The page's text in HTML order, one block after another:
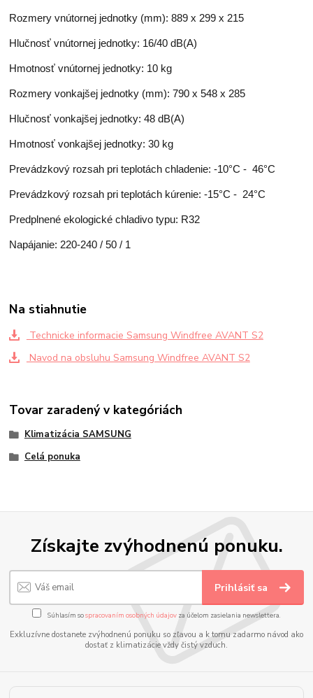
Rozmery vnútornej jednotky (mm): 889 x 299 x 215
Hlučnosť vnútornej jednotky: 16/40 dB(A)
Hmotnosť vnútornej jednotky: 10 kg
Rozmery vonkajšej jednotky (mm): 790 x 548 x 285
Hlučnosť vonkajšej jednotky: 48 dB(A)
Hmotnosť vonkajšej jednotky: 30 kg
Prevádzkový rozsah pri teplotách chladenie: -10°C - 46°C
Prevádzkový rozsah pri teplotách kúrenie: -15°C - 24°C
Predplnené ekologické chladivo typu: R32
Napájanie: 220-240 / 50 / 1
Na stiahnutie
Technicke informacie Samsung Windfree AVANT S2
Navod na obsluhu Samsung Windfree AVANT S2
Tovar zaradený v kategóriách
Klimatizácia SAMSUNG
Celá ponuka
Získajte zvýhodnenú ponuku.
Prihlásiť sa
Súhlasím sospracovaním osobných údajov za účelom zasielania newslettera.
Exkluzívne dostanete zvýhodnenú ponuku so zľavou a k tomu zadarmo návod ako
dostať z klimatizácie vždy čistý vzduch.